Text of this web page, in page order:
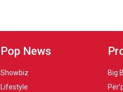
Pop News
Showbiz
Lifestyle
Big